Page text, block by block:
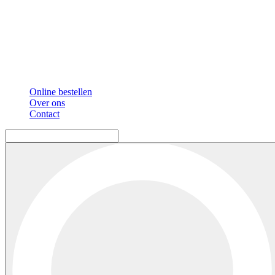
Online bestellen
Over ons
Contact